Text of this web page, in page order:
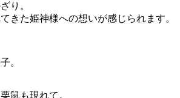
り。
きた姫神様への想いが感じられます。
。
鼠も現れて。